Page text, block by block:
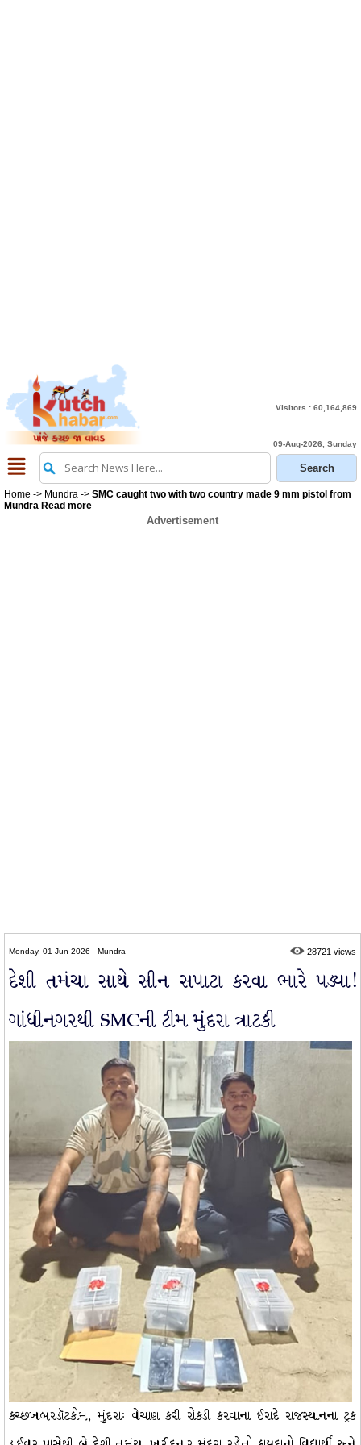
Visitors : 60,164,869
09-Aug-2026, Sunday
Home -> Mundra -> SMC caught two with two country made 9 mm pistol from
Mundra Read more
Advertisement
Monday, 01-Jun-2026 - Mundra 28721 views
દેશી તમંચા સાથે સીન સપાટા કરવા ભારે પડ્યા!
ગાંધીનગરથી SMCની ટીમ મુંદરા ત્રાટકી
કચ્છખબરડૉટકોમ, મુંદરાઃ વેચાણ કરી રોકડી કરવાના ઈરાદે રાજસ્થાનના ટ્રક